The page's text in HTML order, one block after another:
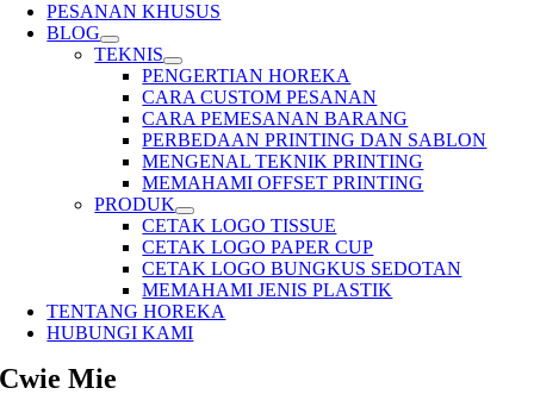
PESANAN KHUSUS
BLOG
TEKNIS
PENGERTIAN HOREKA
CARA CUSTOM PESANAN
CARA PEMESANAN BARANG
PERBEDAAN PRINTING DAN SABLON
MENGENAL TEKNIK PRINTING
MEMAHAMI OFFSET PRINTING
PRODUK
CETAK LOGO TISSUE
CETAK LOGO PAPER CUP
CETAK LOGO BUNGKUS SEDOTAN
MEMAHAMI JENIS PLASTIK
TENTANG HOREKA
HUBUNGI KAMI
Cwie Mie